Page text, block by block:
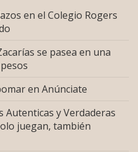
en el Colegio Rogers
se pasea en una
en Anúnciate
Autenticas y Verdaderas
juegan, también